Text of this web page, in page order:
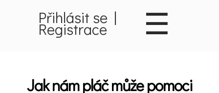
Přihlásit se |
Registrace
Domů
Látky
nálady
☰
Jak nám pláč může pomoci